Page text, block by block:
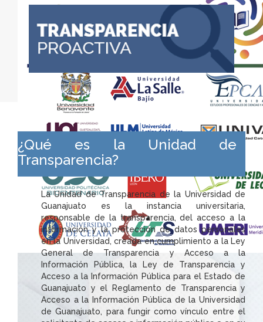
¿Qué es la Unidad de
Transparencia?
La Unidad de Transparencia de la Universidad de
Guanajuato es la instancia universitaria,
responsable de la transparencia, del acceso a la
información y la protección de datos personales
en la Universidad, creada en cumplimiento a la Ley
General de Transparencia y Acceso a la
Información Pública, la Ley de Transparencia y
Acceso a la Información Pública para el Estado de
Guanajuato y el Reglamento de Transparencia y
Acceso a la Información Pública de la Universidad
de Guanajuato, para fungir como vínculo entre el